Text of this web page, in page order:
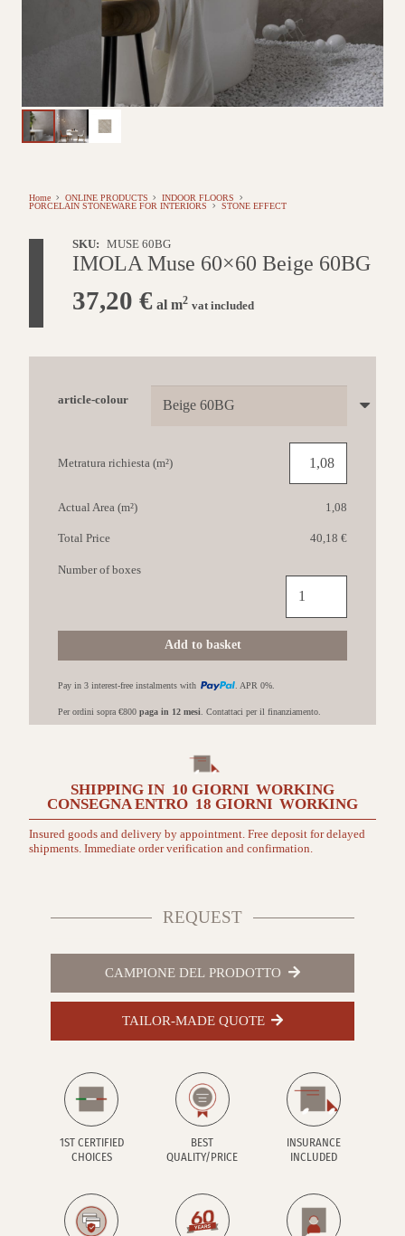
Home ONLINE PRODUCTS
INDOOR FLOORS
PORCELAIN STONEWARE FOR INTERIORS
STONE EFFECT
SKU: MUSE 60BG
IMOLA Muse 60×60 Beige 60BG
37,20 € al m2 vat included
article-colour
Metratura richiesta (m²)
Actual Area (m²) 1,08
Total Price 40,18 €
Muse
60x60
Add to basket
Number of boxes
Pay in 3 interest-free instalments with . APR 0%.
Per ordini sopra €800 paga in 12 mesi . Contattaci per il finanziamento.
SHIPPING IN 10 GIORNI WORKING
CONSEGNA ENTRO 18 GIORNI WORKING
Insured goods and delivery by appointment. Free deposit for delayed
shipments. Immediate order verification and confirmation.
REQUEST
CAMPIONE DEL PRODOTTO
TAILOR-MADE QUOTE
1ST CERTIFIED
CHOICES
BEST
QUALITY/PRICE
INSURANCE
INCLUDED